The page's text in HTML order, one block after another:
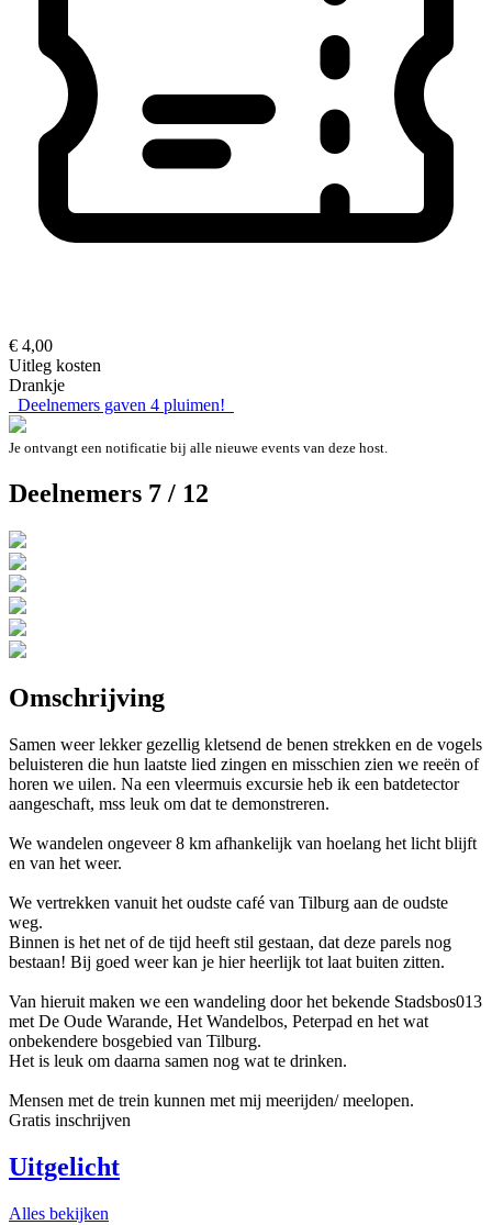
€ 4,00
Uitleg kosten
Drankje
Deelnemers gaven 4 pluimen!
Je ontvangt een notificatie bij alle nieuwe events van deze host.
Deelnemers 7 / 12
Omschrijving
Samen weer lekker gezellig kletsend de benen strekken en de vogels
beluisteren die hun laatste lied zingen en misschien zien we reeën of
horen we uilen. Na een vleermuis excursie heb ik een batdetector
aangeschaft, mss leuk om dat te demonstreren.
We wandelen ongeveer 8 km afhankelijk van hoelang het licht blijft
en van het weer.
We vertrekken vanuit het oudste café van Tilburg aan de oudste
weg.
Binnen is het net of de tijd heeft stil gestaan, dat deze parels nog
bestaan! Bij goed weer kan je hier heerlijk tot laat buiten zitten.
Van hieruit maken we een wandeling door het bekende Stadsbos013
met De Oude Warande, Het Wandelbos, Peterpad en het wat
onbekendere bosgebied van Tilburg.
Het is leuk om daarna samen nog wat te drinken.
Mensen met de trein kunnen met mij meerijden/ meelopen.
Gratis inschrijven
Uitgelicht
Alles bekijken